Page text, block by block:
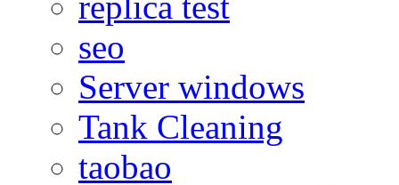
seo
Server windows
Tank Cleaning
taobao